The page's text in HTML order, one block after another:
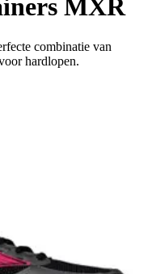
MXR
combinatie van
hardlopen.